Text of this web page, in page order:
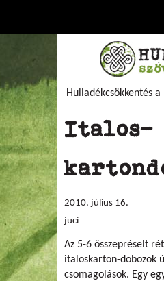
Hulladékcsökkentés
Italos-
2010. július 16.
juci
Az 5-6 összepréselt
italoskarton-dobozok
csomagolások. Egy